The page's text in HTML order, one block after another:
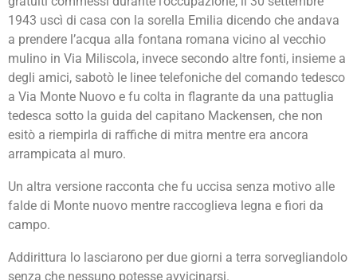
1943 uscì di casa con la sorella Emilia dicendo che andava
a prendere l’acqua alla fontana romana vicino al vecchio
mulino in Via Miliscola, invece secondo altre fonti, insieme a
degli amici, sabotò le linee telefoniche del comando tedesco
a Via Monte Nuovo e fu colta in flagrante da una pattuglia
tedesca sotto la guida del capitano Mackensen, che non
esitò a riempirla di raffiche di mitra mentre era ancora
arrampicata al muro.
Un altra versione racconta che fu uccisa senza motivo alle
falde di Monte nuovo mentre raccoglieva legna e fiori da
campo.
Addirittura lo lasciarono per due giorni a terra sorvegliandolo
senza che nessuno potesse avvicinarsi.